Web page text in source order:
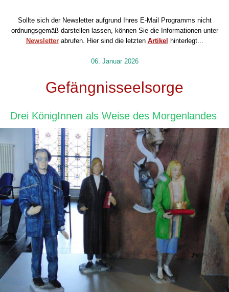
Sollte sich der Newsletter aufgrund Ihres E-Mail Programms nicht
ordnungsgemäß darstellen lassen, können Sie die Informationen unter
Newsletterabrufen. Hier sind die letzten Artikel hinterlegt...
06. Januar 2026
Gefängnisseelsorge
Drei KönigInnen als Weise des Morgenlandes